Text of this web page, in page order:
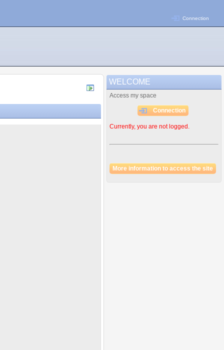
Connection
WELCOME
Access my space
Connection
Currently, you are not logged.
More information to access the site